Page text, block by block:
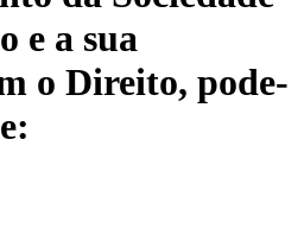
e a sua
o Direito, pode-